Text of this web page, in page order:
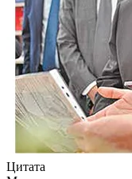
Цитата